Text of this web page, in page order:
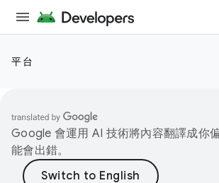
平台
Google 會運用 AI 技術將內容翻譯成你
能會出錯。